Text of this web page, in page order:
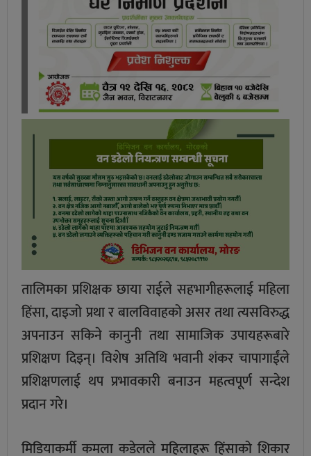
तालिमका प्रशिक्षक छाया राईले सहभागीहरूलाई महिला
हिंसा, दाइजो प्रथा र बालविवाहको असर तथा त्यसविरुद्ध
अपनाउन सकिने कानुनी तथा सामाजिक उपायहरूबारे
प्रशिक्षण दिइन्। विशेष अतिथि भवानी शंकर चापागाईंले
प्रशिक्षणलाई थप प्रभावकारी बनाउन महत्वपूर्ण सन्देश
प्रदान गरे।
मिडियाकर्मी कमला कडेलले महिलाहरू हिंसाको शिकार